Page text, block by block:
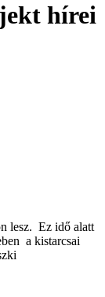
hírei
lesz. Ez idő alatt
a kistarcsai